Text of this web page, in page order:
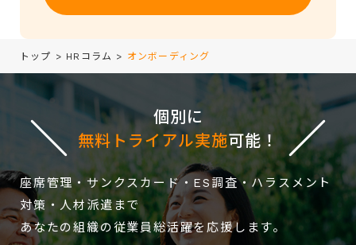
トップ > HRコラム > オンボーディング
個別に
無料トライアル実施可能！
座席管理・サンクスカード・ES調査・ハラスメント
対策・人材派遣まで
あなたの組織の従業員総活躍を応援します。